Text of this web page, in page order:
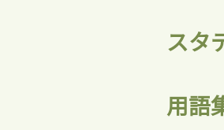
スタ
用語